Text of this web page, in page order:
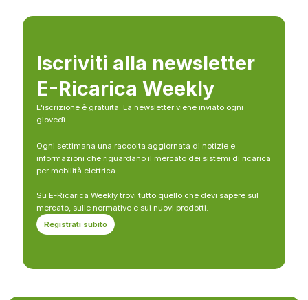
Iscriviti alla newsletter
E-Ricarica Weekly
L’iscrizione è gratuita. La newsletter viene inviato ogni
giovedì
Ogni settimana una raccolta aggiornata di notizie e
informazioni che riguardano il mercato dei sistemi di ricarica
per mobilità elettrica.
Su E-Ricarica Weekly trovi tutto quello che devi sapere sul
mercato, sulle normative e sui nuovi prodotti.
Registrati subito